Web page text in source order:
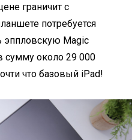
граничит с
потребуется
эппловскую Magic
сумму около 29 000
что базовый iPad!